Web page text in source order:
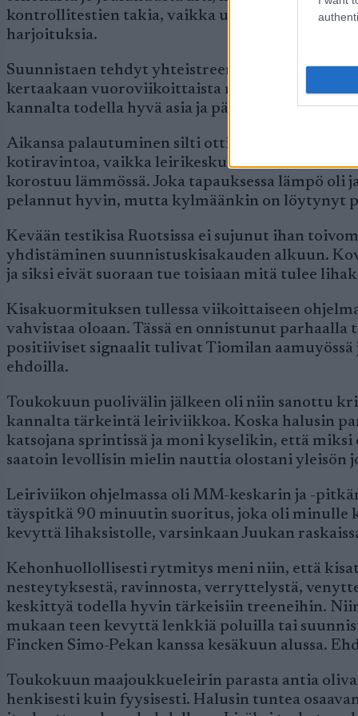
kontrollitestien takia, vaikka usein omat
harjoituksia.
Suunnistaen tehdyt yhteistreenit olivat usein
kertaakaan vuoroviikoittaista
kannalta todella hyvä asia ja pääsin
Aikansa palautuminen silti otti, mihin syitä
kotiravintoa, vaikka leirikeskuksessa
korostuu lämmössä. Joka tapauksessa lämpö
pelannut hyvin, mutta kylmäänkin on löytynyt
Kevään testikisa Ruotsissa ei sujunut ihan
yhdistäminen suunnistuskisakauden alkuun.
ja siksi eivät suoraan tue toisiaan mitä tulee
Kisakuormituksen tullessa viikoittaiseen
vahvistaa oloaan. Tässä en onnistunut
positiiviset signaalit tulivat Tiomilan
ehdoilla.
Toukokuun puolivälin jälkeen oli niin sanottu
kannalta tärkeintä leiriviikkoa. Koska halusin
katsojana sprintissä ja moni kyselikin, että
saatoin levollisin mielin nauttia olostani yleisön
Leiriviikon ohjelmassa oli MM-keskarin ja -
täyspitkä 90 minuutin suoritus, joka oli minulle
kevyttä lihaksistolle, varsinkaan Juukan
Kehonhuollollisesti rytmitys meni niin, että
nesteytyksestä, ravinnosta, verryttelystä,
keskittyä todella hyvin tärkeisiin treeneihin.
mukaan teen kevyttä lenkkiä poluilla tai
Fincken Simo-Pekan kanssa kesäkuun alussa.
Toukokuun maajoukkueleirin parasta antia
henkisesti kuin fyysisesti. Halusin tuntea